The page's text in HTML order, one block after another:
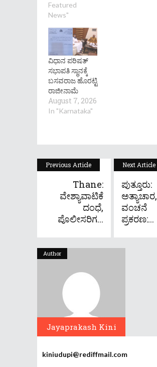
Featured
News"
ವಿಧಾನ ಪರಿಷತ್
ಸಭಾಪತಿ ಸ್ಥಾನಕ್ಕೆ
ಬಸವರಾಜ ಹೊರಟ್ಟಿ
ರಾಜೀನಾಮೆ
August 7, 2026
In "Karnataka"
Previous Article
Thane:
ವೇಶ್ಯಾವಾಟಿಕೆ
ದಂಧೆ,
ಪೊಲೀಸರಿಗ...
Next Article
ಪುತ್ತೂರು:
ಅತ್ಯಾಚಾರ,
ವಂಚನೆ
ಪ್ರಕರಣ:...
Author
Jayaprakash Kini
kiniudupi@rediffmail.com